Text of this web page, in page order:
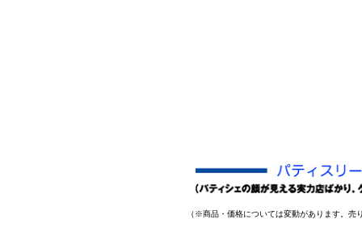
（※商品・価格については変動があります。売